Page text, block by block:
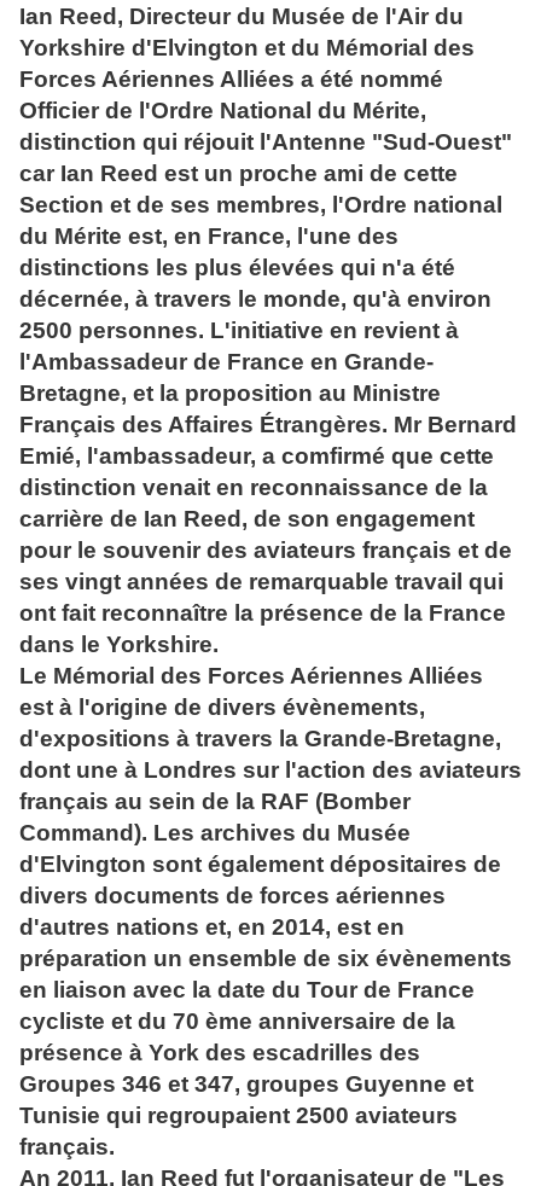
Ian Reed, Directeur du Musée de l'Air du
Yorkshire d'Elvington et du Mémorial des
Forces Aériennes Alliées a été nommé
Officier de l'Ordre National du Mérite,
distinction qui réjouit l'Antenne "Sud-Ouest"
car Ian Reed est un proche ami de cette
Section et de ses membres, l'Ordre national
du Mérite est, en France, l'une des
distinctions les plus élevées qui n'a été
décernée, à travers le monde, qu'à environ
2500 personnes. L'initiative en revient à
l'Ambassadeur de France en Grande-
Bretagne, et la proposition au Ministre
Français des Affaires Étrangères. Mr Bernard
Emié, l'ambassadeur, a comfirmé que cette
distinction venait en reconnaissance de la
carrière de Ian Reed, de son engagement
pour le souvenir des aviateurs français et de
ses vingt années de remarquable travail qui
ont fait reconnaître la présence de la France
dans le Yorkshire.
Le Mémorial des Forces Aériennes Alliées
est à l'origine de divers évènements,
d'expositions à travers la Grande-Bretagne,
dont une à Londres sur l'action des aviateurs
français au sein de la RAF (Bomber
Command). Les archives du Musée
d'Elvington sont également dépositaires de
divers documents de forces aériennes
d'autres nations et, en 2014, est en
préparation un ensemble de six évènements
en liaison avec la date du Tour de France
cycliste et du 70 ème anniversaire de la
présence à York des escadrilles des
Groupes 346 et 347, groupes Guyenne et
Tunisie qui regroupaient 2500 aviateurs
français.
An 2011, Ian Reed fut l'organisateur de "Les